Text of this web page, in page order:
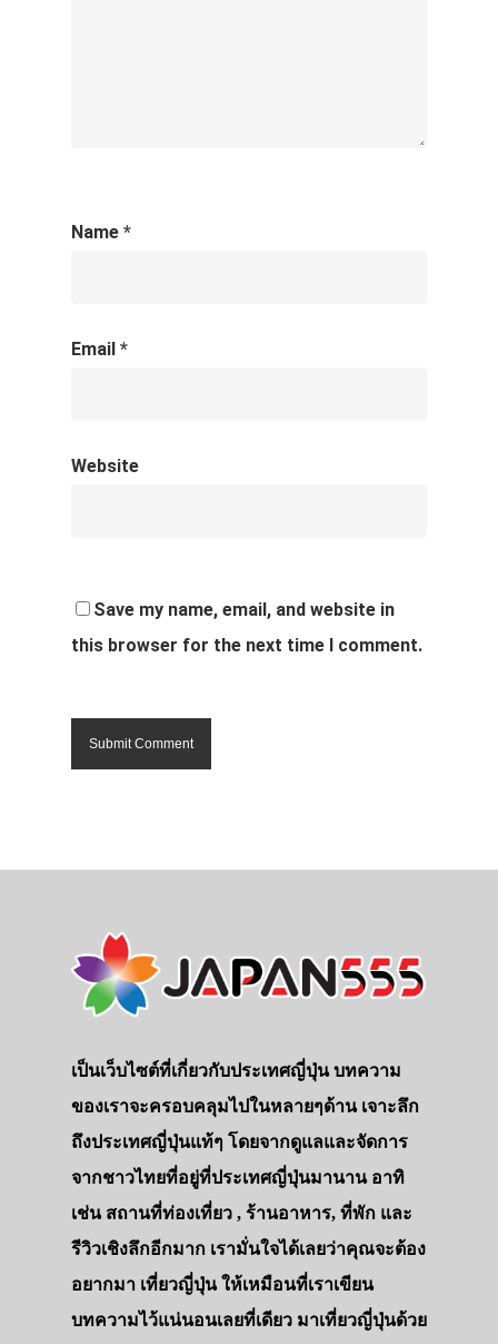
Name *
Email *
Website
Save my name, email, and website in
this browser for the next time I comment.
เป็นเว็บไซต์ที่เกี่ยวกับประเทศญี่ปุ่น บทความ
ของเราจะครอบคลุมไปในหลายๆด้าน เจาะลึก
ถึงประเทศญี่ปุ่นแท้ๆ โดยจากดูแลและจัดการ
จากชาวไทยที่อยู่ที่ประเทศญี่ปุ่นมานาน อาทิ
เช่น สถานที่ท่องเที่ยว , ร้านอาหาร, ที่พัก และ
รีวิวเชิงลึกอีกมาก เรามั่นใจได้เลยว่าคุณจะต้อง
อยากมา เที่ยวญี่ปุ่น ให้เหมือนที่เราเขียน
บทความไว้แน่นอนเลยที่เดียว มาเที่ยวญี่ปุ่นด้วย